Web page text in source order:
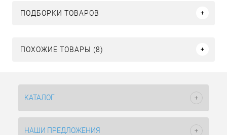
ПОДБОРКИ ТОВАРОВ
ПОХОЖИЕ ТОВАРЫ (8)
КАТАЛОГ
НАШИ ПРЕДЛОЖЕНИЯ